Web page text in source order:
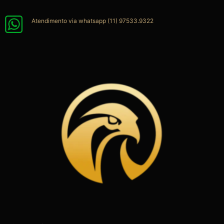
para
Atendimento via whatsapp (11) 97533.9322